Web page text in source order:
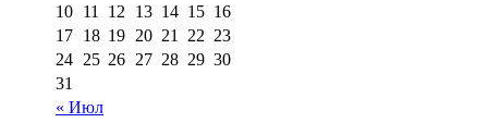
« Июл
10 11 12 13 14 15 16
17 18 19 20 21 22 23
24 25 26 27 28 29 30
31